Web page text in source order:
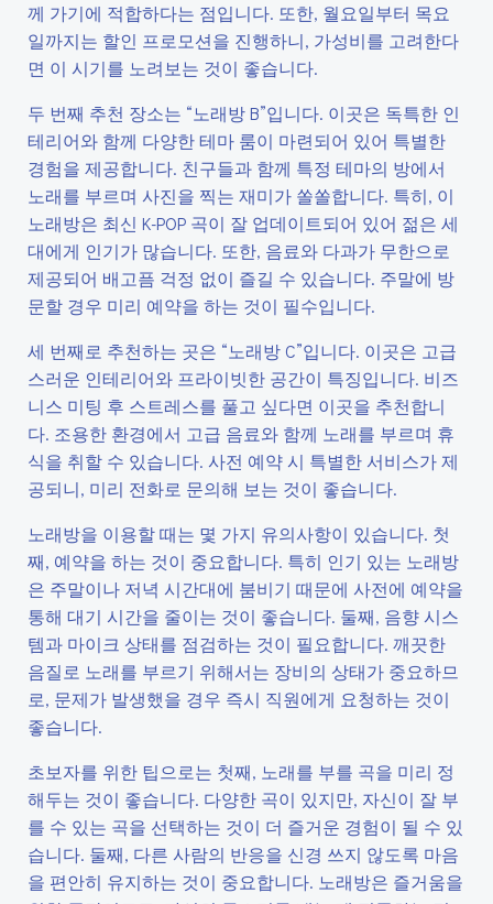
께 가기에 적합하다는 점입니다. 또한, 월요일부터 목요
일까지는 할인 프로모션을 진행하니, 가성비를 고려한다
면 이 시기를 노려보는 것이 좋습니다.
두 번째 추천 장소는 “노래방 B”입니다. 이곳은 독특한 인
테리어와 함께 다양한 테마 룸이 마련되어 있어 특별한
경험을 제공합니다. 친구들과 함께 특정 테마의 방에서
노래를 부르며 사진을 찍는 재미가 쏠쏠합니다. 특히, 이
노래방은 최신 K-POP 곡이 잘 업데이트되어 있어 젊은 세
대에게 인기가 많습니다. 또한, 음료와 다과가 무한으로
제공되어 배고픔 걱정 없이 즐길 수 있습니다. 주말에 방
문할 경우 미리 예약을 하는 것이 필수입니다.
세 번째로 추천하는 곳은 “노래방 C”입니다. 이곳은 고급
스러운 인테리어와 프라이빗한 공간이 특징입니다. 비즈
니스 미팅 후 스트레스를 풀고 싶다면 이곳을 추천합니
다. 조용한 환경에서 고급 음료와 함께 노래를 부르며 휴
식을 취할 수 있습니다. 사전 예약 시 특별한 서비스가 제
공되니, 미리 전화로 문의해 보는 것이 좋습니다.
노래방을 이용할 때는 몇 가지 유의사항이 있습니다. 첫
째, 예약을 하는 것이 중요합니다. 특히 인기 있는 노래방
은 주말이나 저녁 시간대에 붐비기 때문에 사전에 예약을
통해 대기 시간을 줄이는 것이 좋습니다. 둘째, 음향 시스
템과 마이크 상태를 점검하는 것이 필요합니다. 깨끗한
음질로 노래를 부르기 위해서는 장비의 상태가 중요하므
로, 문제가 발생했을 경우 즉시 직원에게 요청하는 것이
좋습니다.
초보자를 위한 팁으로는 첫째, 노래를 부를 곡을 미리 정
해두는 것이 좋습니다. 다양한 곡이 있지만, 자신이 잘 부
를 수 있는 곡을 선택하는 것이 더 즐거운 경험이 될 수 있
습니다. 둘째, 다른 사람의 반응을 신경 쓰지 않도록 마음
을 편안히 유지하는 것이 중요합니다. 노래방은 즐거움을